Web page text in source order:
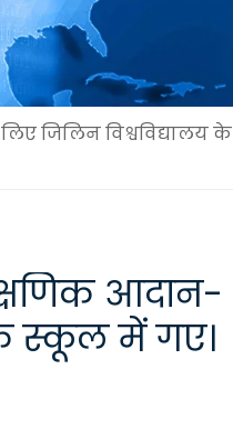
जिलिन विश्वविद्यालय के
आदान-
के स्कूल में गए।